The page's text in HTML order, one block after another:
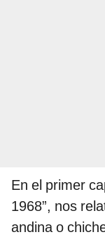
En el primer
1968”, nos
andina o